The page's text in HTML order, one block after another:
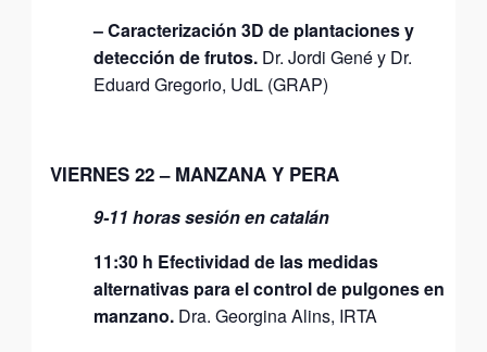
– Caracterización 3D de plantaciones y
detección de frutos. Dr. Jordi Gené y Dr.
Eduard Gregorio, UdL (GRAP)
VIERNES 22 – MANZANA Y PERA
9-11 horas sesión en catalán
11:30 h Efectividad de las medidas
alternativas para el control de pulgones en
manzano. Dra. Georgina Alins, IRTA